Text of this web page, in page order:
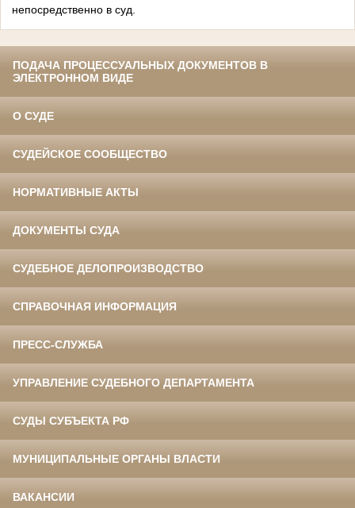
непосредственно в суд.
ПОДАЧА ПРОЦЕССУАЛЬНЫХ ДОКУМЕНТОВ В
ЭЛЕКТРОННОМ ВИДЕ
О СУДЕ
СУДЕЙСКОЕ СООБЩЕСТВО
НОРМАТИВНЫЕ АКТЫ
ДОКУМЕНТЫ СУДА
СУДЕБНОЕ ДЕЛОПРОИЗВОДСТВО
СПРАВОЧНАЯ ИНФОРМАЦИЯ
ПРЕСС-СЛУЖБА
УПРАВЛЕНИЕ СУДЕБНОГО ДЕПАРТАМЕНТА
СУДЫ СУБЪЕКТА РФ
МУНИЦИПАЛЬНЫЕ ОРГАНЫ ВЛАСТИ
ВАКАНСИИ